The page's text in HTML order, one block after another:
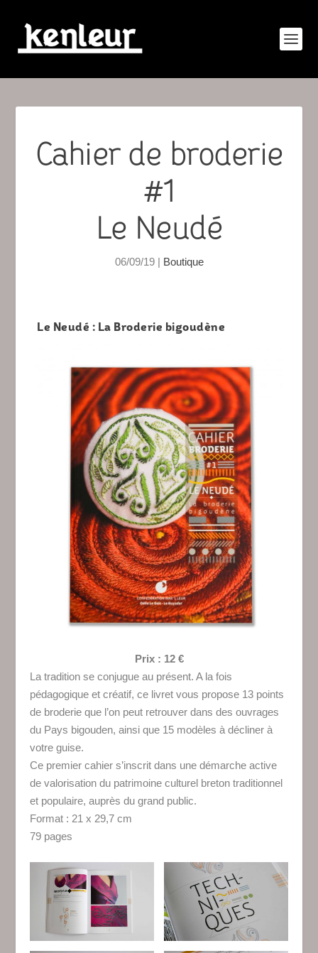
Cahier de broderie
#1
Le Neudé
06/09/19| Boutique
Le Neudé : La Broderie bigoudène
Prix : 12 €
La tradition se conjugue au présent. A la fois
pédagogique et créatif, ce livret vous propose 13 points
de broderie que l’on peut retrouver dans des ouvrages
du Pays bigouden, ainsi que 15 modèles à décliner à
votre guise.
Ce premier cahier s’inscrit dans une démarche active
de valorisation du patrimoine culturel breton traditionnel
et populaire, auprès du grand public.
Format : 21 x 29,7 cm
79 pages